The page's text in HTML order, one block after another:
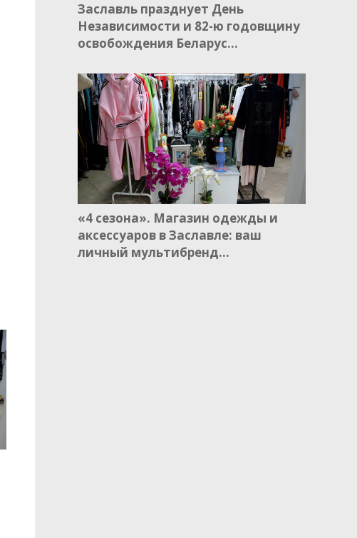
Заславль празднует День
Независимости и 82-ю годовщину
освобождения Беларус…
«4 сезона». Магазин одежды и
аксессуаров в Заславле: ваш
личный мультибренд…